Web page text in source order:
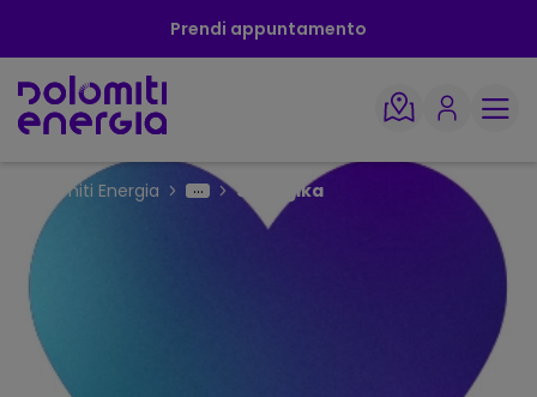
Prendi appuntamento
Dolomiti Energia Sinergika